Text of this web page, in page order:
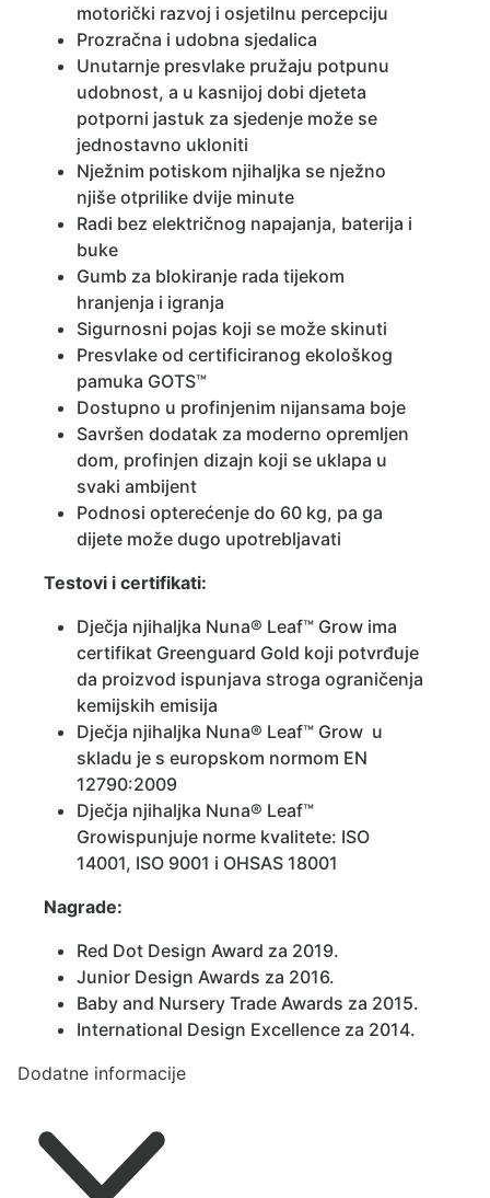
motorički razvoj i osjetilnu percepciju
Prozračna i udobna sjedalica
Unutarnje presvlake pružaju potpunu
udobnost, a u kasnijoj dobi djeteta
potporni jastuk za sjedenje može se
jednostavno ukloniti
Nježnim potiskom njihaljka se nježno
njiše otprilike dvije minute
Radi bez električnog napajanja, baterija i
buke
Gumb za blokiranje rada tijekom
hranjenja i igranja
Sigurnosni pojas koji se može skinuti
Presvlake od certificiranog ekološkog
pamuka GOTS™
Dostupno u profinjenim nijansama boje
Savršen dodatak za moderno opremljen
dom, profinjen dizajn koji se uklapa u
svaki ambijent
Podnosi opterećenje do 60 kg, pa ga
dijete može dugo upotrebljavati
Testovi i certifikati:
Dječja njihaljka Nuna® Leaf™ Grow ima
certifikat Greenguard Gold koji potvrđuje
da proizvod ispunjava stroga ograničenja
kemijskih emisija
Dječja njihaljka Nuna® Leaf™ Grow u
skladu je s europskom normom EN
12790:2009
Dječja njihaljka Nuna® Leaf™
Growispunjuje norme kvalitete: ISO
14001, ISO 9001 i OHSAS 18001
Nagrade:
Red Dot Design Award za 2019.
Junior Design Awards za 2016.
Baby and Nursery Trade Awards za 2015.
International Design Excellence za 2014.
Dodatne informacije